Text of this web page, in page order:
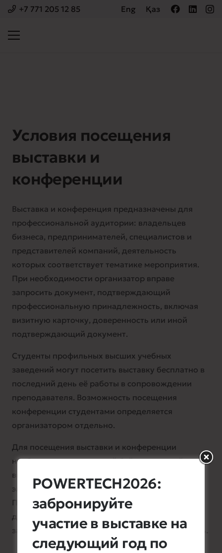
+7 771 205 12 85 Eng Қаз
Условия посещения
выставки и
конференции
Выставка и конференция предназначены для
профессиональной аудитории: владельцев
бизнеса, предпринимателей, специалистов и
представителей компаний, деятельность
которых соответствует тематике мероприятия.
При необходимости организатор вправе
запросить документ, подтверждающий
профессиональную принадлежность, включая
визитную карточку, доверенность или иной
подтверждающий документ.
Студенты профильных высших учебных
заведений могут посетить выставку бесплатно в
последний день её работы в сопровождении
преподавателя. Возможность посещения
конференции студентами определяется
организатором отдельно.
Для посещения выставки и конференции
необходим персональный бейдж, который
выдается на основании регистрации,
электронного билета или кассового талона.
Передача бейджа третьим лицам не
допускается. При входе организатор вправе
запросить документ, удостоверяющий личность.
POWERTECH2026:
забронируйте
участие в выставке на
следующий год по